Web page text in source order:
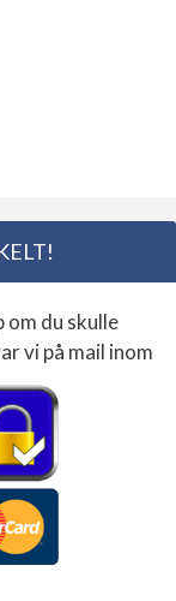
om du skulle
vi på mail inom